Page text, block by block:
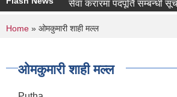
सेवा करारमा पदपूर्ति सम्बन्धी सूचना ।
You are here
Home » ओमकुमारी शाही मल्ल
ओमकुमारी शाही मल्ल